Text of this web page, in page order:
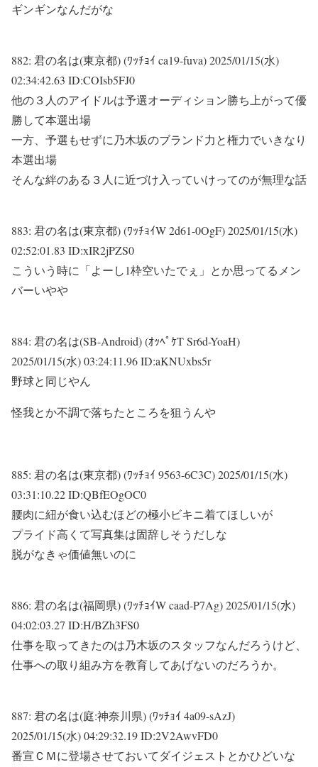
ギンギンなんだがな
882: 君の名は(東京都) (ﾜｯﾁｮｲ ca19-fuva)2025/01/15(水)
02:34:42.63 ID:COIsb5FJ0
他の３人のアイドルは予選オーディション勝ち上がって優
勝して本選出場
一方、予選もせずに乃木坂のブランド力と権力でいきなり
本選出場
そんな絆のある３人に近づけ入っていけってのが無理な話
883: 君の名は(東京都) (ﾜｯﾁｮｲW 2d61-0OgF)2025/01/15(水)
02:52:01.83 ID:xIR2jPZS0
こういう時に「よーし1枠空いたでぇ」とか思ってるメン
バーいやや
884: 君の名は(SB-Android) (ｵｯﾍﾟｹT Sr6d-YoaH)
2025/01/15(水) 03:24:11.96 ID:aKNUxbs5r
野球と同じやん
怪我とか不調で落ちたところを狙うんや
885: 君の名は(東京都) (ﾜｯﾁｮｲ 9563-6C3C)2025/01/15(水)
03:31:10.22 ID:QBfEOgOC0
腰肉に紐が食い込むほどの極小ビキニ着てほしいが
プライド高くて写真集は固辞しそうだしな
脱がなきゃ価値無いのに
886: 君の名は(福岡県) (ﾜｯﾁｮｲW caad-P7Ag)2025/01/15(水)
04:02:03.27 ID:H/BZh3FS0
仕事を取ってきたのは乃木坂のスタッフなんだろうけど、
仕事への取り組み方を教育してあげないのだろうか。
887: 君の名は(庭:神奈川県) (ﾜｯﾁｮｲ 4a09-sAzJ)
2025/01/15(水) 04:29:32.19 ID:2V2AwvFD0
番宣ＣＭに登場させておいてダイジェストとかひどいな